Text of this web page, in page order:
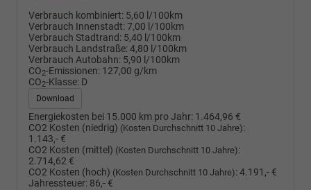
Verbrauch kombiniert: 5,60 l/100km
Verbrauch Innenstadt:7,00 l/100km
Verbrauch Stadtrand: 5,40 l/100km
Verbrauch Landstraße:4,80 l/100km
Verbrauch Autobahn: 5,90 l/100km
CO2-Emissionen: 127,00 g/km
CO2-Klasse: D
Download
Energiekosten bei 15.000 km pro Jahr: 1.464,96 €
CO2 Kosten (niedrig) (Kosten Durchschnitt 10 Jahre):
1.143,- €
CO2 Kosten (mittel) (Kosten Durchschnitt 10 Jahre):
2.714,62 €
CO2 Kosten (hoch) (Kosten Durchschnitt 10 Jahre):4.191,- €
Jahressteuer: 86,- €